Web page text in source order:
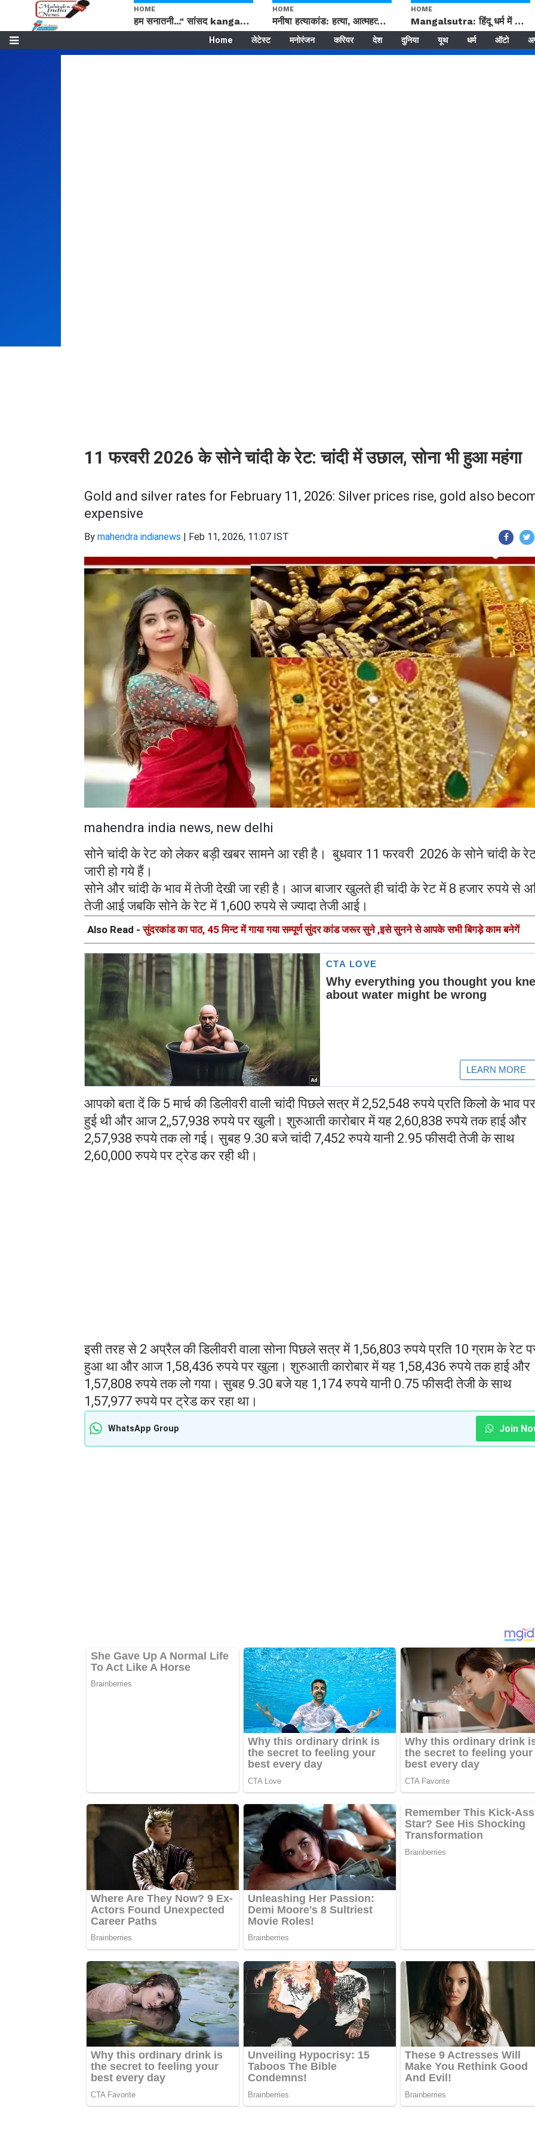
HOME
हम सनातनी..." सांसद kangana Ranaut से क्या बोली लड़की? Viral Jantar-Mantar | CJP protest
HOME
मनीषा हत्याकांड: हत्या, आत्महत्या या कोई बड़ा राज? | Full Story | Josh Haryana
HOME
Mangalsutra: हिंदू धर्म में शादी के बाद मंगलसूत्र क्यों पहनती है महिलाएं, किसने शुरु की ये परंपरा
Home लेटेस्ट मनोरंजन करियर देश दुनिया यूथ धर्म ऑटो
11 फरवरी 2026 के सोने चांदी के रेट: चांदी में उछाल, सोना भी हुआ महंगा
Gold and silver rates for February 11, 2026: Silver prices rise, gold also
expensive
By mahendra indianews | Feb 11, 2026, 11:07 IST
mahendra india news, new delhi
सोने चांदी के रेट को लेकर बड़ी खबर सामने आ रही है। बुधवार 11 फरवरी 2026 के सोने चांदी के
जारी हो गये हैं।
सोने और चांदी के भाव में तेजी देखी जा रही है। आज बाजार खुलते ही चांदी के रेट में 8 हजार रुपये से
तेजी आई जबकि सोने के रेट में 1,600 रुपये से ज्यादा तेजी आई।
Also Read -सुंदरकांड का पाठ, 45 मिन्ट में गाया गया सम्पूर्ण सुंदर कांड जरूर सुने ,इसे सुनने से आपके सभी बिगड़े काम बनेगें
आपको बता दें कि 5 मार्च की डिलीवरी वाली चांदी पिछले सत्र में 2,52,548 रुपये प्रति किलो के भाव
हुई थी और आज 2,,57,938 रुपये पर खुली। शुरुआती कारोबार में यह 2,60,838 रुपये तक हाई और
2,57,938 रुपये तक लो गई। सुबह 9.30 बजे चांदी 7,452 रुपये यानी 2.95 फीसदी तेजी के साथ
2,60,000 रुपये पर ट्रेड कर रही थी।
इसी तरह से 2 अप्रैल की डिलीवरी वाला सोना पिछले सत्र में 1,56,803 रुपये प्रति 10 ग्राम के रेट
हुआ था और आज 1,58,436 रुपये पर खुला। शुरुआती कारोबार में यह 1,58,436 रुपये तक हाई और
1,57,808 रुपये तक लो गया। सुबह 9.30 बजे यह 1,174 रुपये यानी 0.75 फीसदी तेजी के साथ
1,57,977 रुपये पर ट्रेड कर रहा था।
WhatsApp Group Join